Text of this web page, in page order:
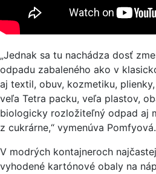
„Jednak sa tu nachádza dosť
odpadu zabaleného ako v
aj textil, obuv, kozmetiku,
veľa Tetra packu, veľa plastov,
biologicky rozložiteľný odpad aj
z cukrárne,“ vymenúva Pomfyová.
V modrých kontajneroch
vyhodené kartónové obaly na